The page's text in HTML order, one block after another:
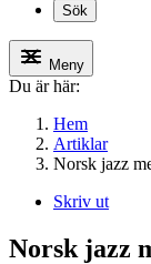
Sök
Meny
Du är här:
Hem
Artiklar
Norsk jazz
Skriv ut
Norsk jazz